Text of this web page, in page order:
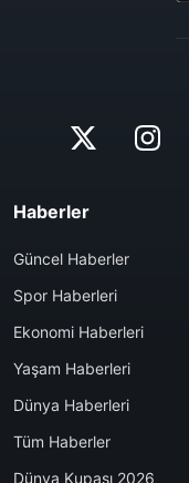
Haberler
Güncel Haberler
Spor Haberleri
Ekonomi Haberleri
Yaşam Haberleri
Dünya Haberleri
Tüm Haberler
Dünya Kupası 2026